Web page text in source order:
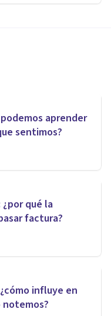
aprender
sentimos?
qué la
factura?
influye en